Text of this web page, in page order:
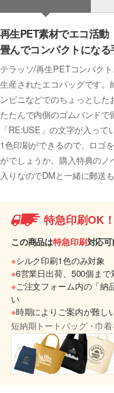
再生PET素材でエコ活動
畳んでコンパクトにな
テラッソ/再生PETコンパク
生産されたエコバッグです
ンビニなどでのちょっとし
たたんで内側のゴムバンド
「RE:USE」の文字が入って
1色印刷ができるので、ロゴ
がでしょうか。購入特典の
入りなのでDMと一緒に郵送も
特急印刷OK！
この商品は特急印刷対応
※シルク印刷1色のみ対象
※6営業日出荷、500個ま
※ご注文フォーム内の「納
い
※時期によりご案内が難し
短納期トートバッグ・巾